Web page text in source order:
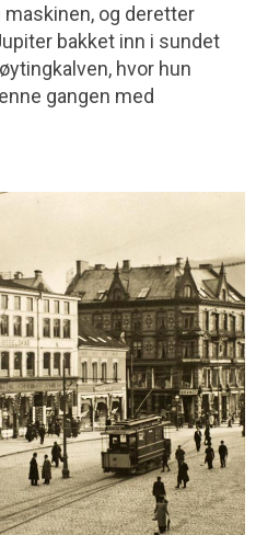
og deretter
bakket inn i sundet
hvor hun
gangen med